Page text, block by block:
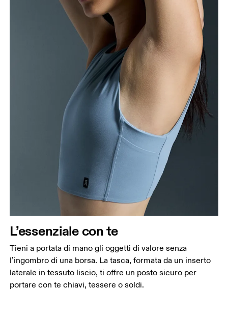
L’essenziale con te
Tieni a portata di mano gli oggetti di valore senza
l’ingombro di una borsa. La tasca, formata da un inserto
laterale in tessuto liscio, ti offre un posto sicuro per
portare con te chiavi, tessere o soldi.